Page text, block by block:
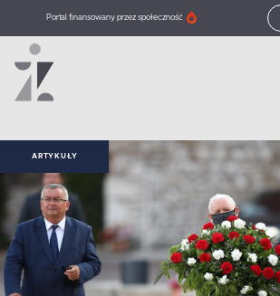
Portal finansowany przez społeczność
ARTYKUŁY